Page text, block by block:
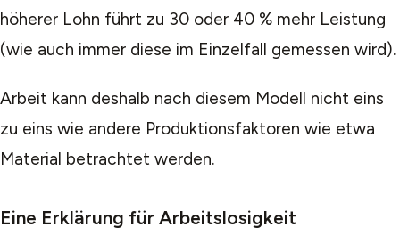
höherer Lohn führt zu 30 oder 40 % mehr Leistung
(wie auch immer diese im Einzelfall gemessen wird).
Arbeit kann deshalb nach diesem Modell nicht eins
zu eins wie andere Produktionsfaktoren wie etwa
Material betrachtet werden.
Eine Erklärung für Arbeitslosigkeit